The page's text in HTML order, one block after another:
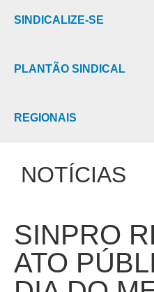
SINDICALIZE-SE
PLANTÃO SINDICAL
REGIONAIS
NOTÍCIAS
SINPRO
ATO